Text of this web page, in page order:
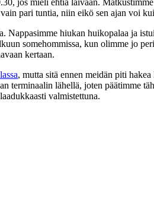
jos mieli ehtiä laivaan.
pari tuntia, niin eikö sen ajan voi
Nappasimme hiukan huikopalaa ja
somehommissa, kun olimme jo
kertaan.
, mutta sitä ennen meidän piti
terminaalin lähellä, joten päätimme
valmistettuna.